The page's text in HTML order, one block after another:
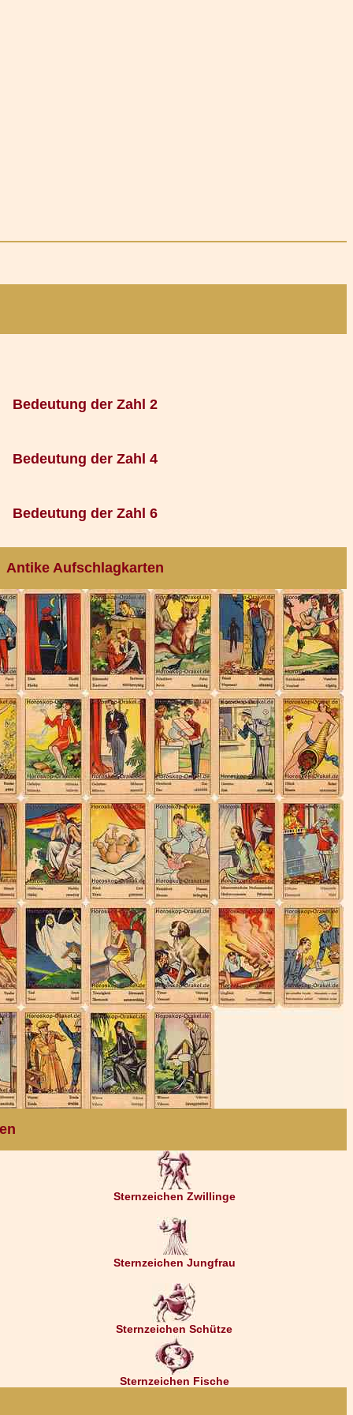
Bedeutung der Zahl 2
Bedeutung der Zahl 4
Bedeutung der Zahl 6
Antike Aufschlagkarten
Sternzeichen Zwillinge
Sternzeichen Jungfrau
Sternzeichen Schütze
Sternzeichen Fische